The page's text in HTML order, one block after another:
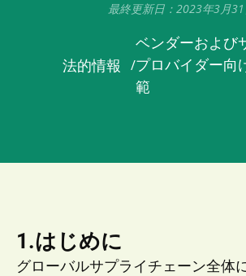
最終更新日：2023年3月
法的情報 /
ベンダーおよび
プロバイダー向
範
1.はじめに
グローバルサプライチェーン全体